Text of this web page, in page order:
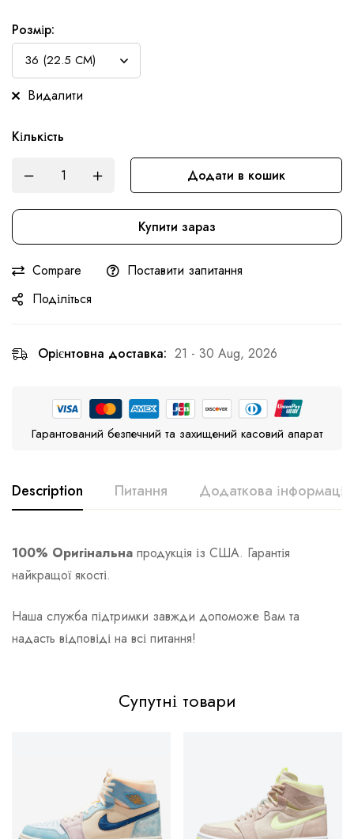
Розмір:
Видалити
Кількість
Додати в кошик
Купити зараз
Compare
Поставити запитання
Поділіться
Орієнтовна доставка: 21 - 30 Aug, 2026
Гарантований безпечний та захищений касовий апарат
Description Питання Додаткова інформація
100% Оригінальна продукція із США. Гарантія
найкращої якості.
Наша служба підтримки завжди допоможе Вам та
надасть відповіді на всі питання!
Супутні товари